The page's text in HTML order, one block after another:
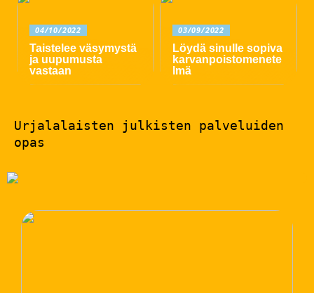
04/10/2022
Taistelee väsymystä
ja uupumusta
vastaan
03/09/2022
Löydä sinulle sopiva
karvanpoistomenete
lmä
Urjalalaisten julkisten palveluiden
opas